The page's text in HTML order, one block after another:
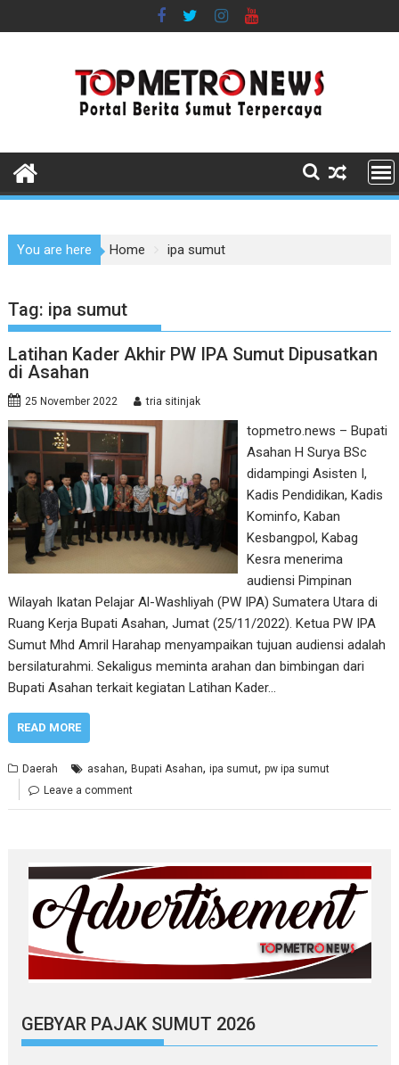
to
You are here Home ipa sumut
Tag: ipa sumut
Latihan Kader Akhir PW IPA Sumut Dipusatkan
di Asahan
25 November 2022 tria sitinjak
topmetro.news – Bupati
Asahan H Surya BSc
didampingi Asisten I,
Kadis Pendidikan, Kadis
Kominfo, Kaban
Kesbangpol, Kabag
Kesra menerima
audiensi Pimpinan
Wilayah Ikatan Pelajar Al-Washliyah (PW IPA) Sumatera Utara di
Ruang Kerja Bupati Asahan, Jumat (25/11/2022). Ketua PW IPA
Sumut Mhd Amril Harahap menyampaikan tujuan audiensi adalah
bersilaturahmi. Sekaligus meminta arahan dan bimbingan dari
Bupati Asahan terkait kegiatan Latihan Kader…
READ MORE
Daerah asahan,Bupati Asahan,ipa sumut,pw ipa sumut
Leave a comment
GEBYAR PAJAK SUMUT 2026